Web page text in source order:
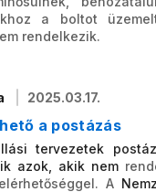
a boltot
rendelkezik.
2025.03.17.
a postázás
tervezetek
azok, akik nem
A